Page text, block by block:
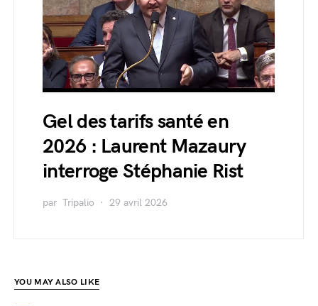
Gel des tarifs santé en
2026 : Laurent Mazaury
interroge Stéphanie Rist
par Tripalio 29 avril 2026
YOU MAY ALSO LIKE